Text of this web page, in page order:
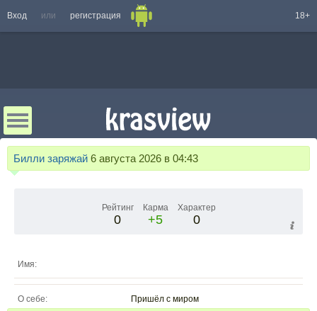
Вход или регистрация 18+
Билли заряжай 6 августа 2026 в 04:43
Рейтинг
0
Карма
+5
Характер
0
Имя:
О себе: Пришёл с миром